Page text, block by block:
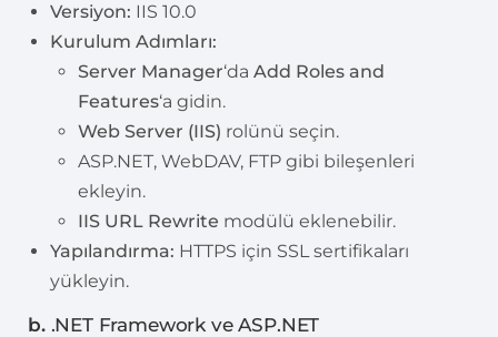
Versiyon: IIS 10.0
Kurulum Adımları:
Server Manager‘da Add Roles and
Features‘a gidin.
Web Server (IIS) rolünü seçin.
ASP.NET, WebDAV, FTP gibi bileşenleri
ekleyin.
IIS URL Rewrite modülü eklenebilir.
Yapılandırma: HTTPS için SSL sertifikaları
yükleyin.
b. .NET Framework ve ASP.NET